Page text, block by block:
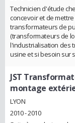
Technicien d'étude
concevoir et de
transformateurs de
(transformateurs de
l'industrialisation des
usine et si besoin sur
JST
montage
LYON
2010 - 2010